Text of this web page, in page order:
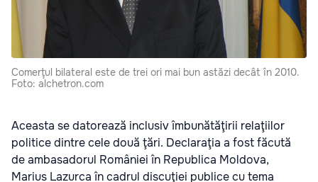
Comerţul bilateral este de trei ori mai bun astăzi decât în 2010.
Foto: alchetron.com
Aceasta se datorează inclusiv îmbunătăţirii relaţiilor
politice dintre cele două ţări. Declaraţia a fost făcută
de ambasadorul României în Republica Moldova,
Marius Lazurca în cadrul discuţiei publice cu tema